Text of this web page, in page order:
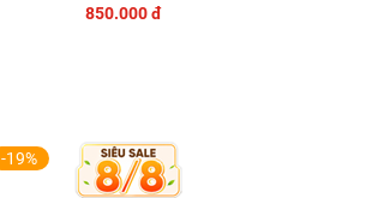
850.000 đ
-19%